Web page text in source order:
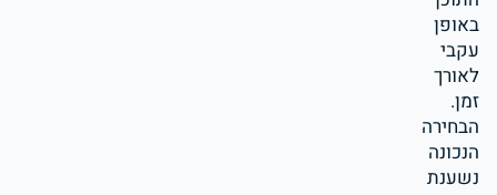
באופן
עקבי
לאורך
זמן.
הבחירה
הנכונה
נשענת